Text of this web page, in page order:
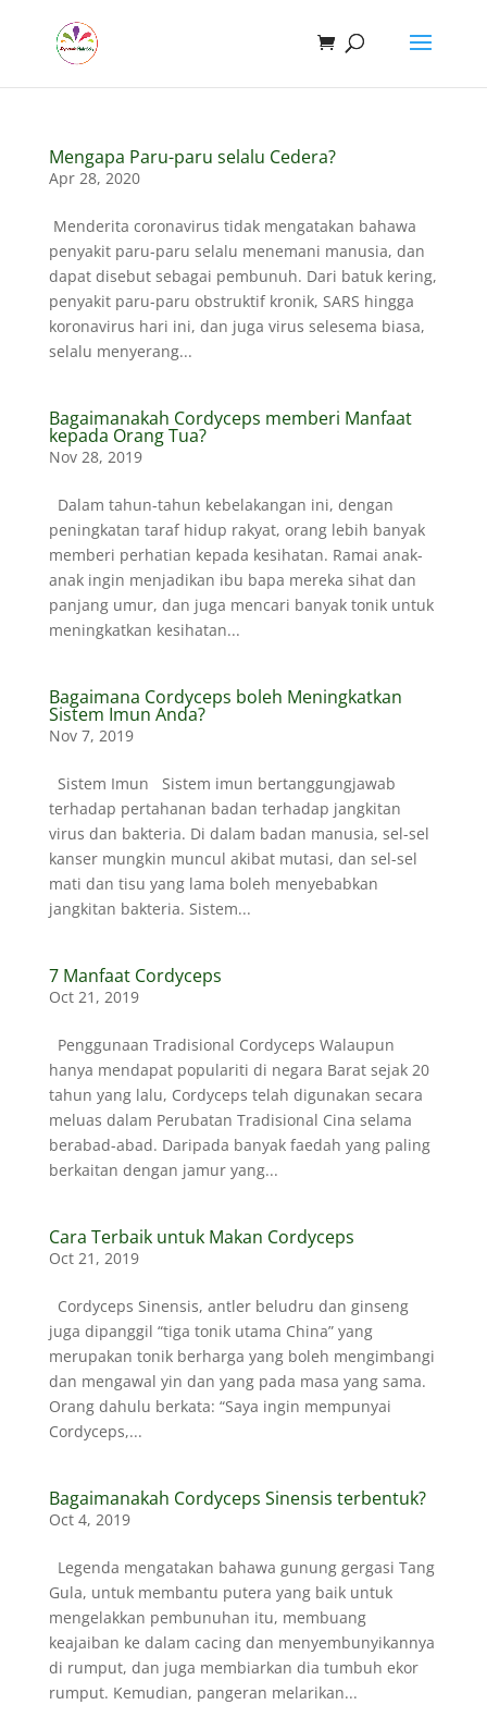
Mengapa Paru-paru selalu Cedera?
Apr 28, 2020
Menderita coronavirus tidak mengatakan bahawa
penyakit paru-paru selalu menemani manusia, dan
dapat disebut sebagai pembunuh. Dari batuk kering,
penyakit paru-paru obstruktif kronik, SARS hingga
koronavirus hari ini, dan juga virus selesema biasa,
selalu menyerang...
Bagaimanakah Cordyceps memberi Manfaat
kepada Orang Tua?
Nov 28, 2019
Dalam tahun-tahun kebelakangan ini, dengan
peningkatan taraf hidup rakyat, orang lebih banyak
memberi perhatian kepada kesihatan. Ramai anak-
anak ingin menjadikan ibu bapa mereka sihat dan
panjang umur, dan juga mencari banyak tonik untuk
meningkatkan kesihatan...
Bagaimana Cordyceps boleh Meningkatkan
Sistem Imun Anda?
Nov 7, 2019
Sistem Imun Sistem imun bertanggungjawab
terhadap pertahanan badan terhadap jangkitan
virus dan bakteria. Di dalam badan manusia, sel-sel
kanser mungkin muncul akibat mutasi, dan sel-sel
mati dan tisu yang lama boleh menyebabkan
jangkitan bakteria. Sistem...
7 Manfaat Cordyceps
Oct 21, 2019
Penggunaan Tradisional Cordyceps Walaupun
hanya mendapat populariti di negara Barat sejak 20
tahun yang lalu, Cordyceps telah digunakan secara
meluas dalam Perubatan Tradisional Cina selama
berabad-abad. Daripada banyak faedah yang paling
berkaitan dengan jamur yang...
Cara Terbaik untuk Makan Cordyceps
Oct 21, 2019
Cordyceps Sinensis, antler beludru dan ginseng
juga dipanggil “tiga tonik utama China” yang
merupakan tonik berharga yang boleh mengimbangi
dan mengawal yin dan yang pada masa yang sama.
Orang dahulu berkata: “Saya ingin mempunyai
Cordyceps,...
Bagaimanakah Cordyceps Sinensis terbentuk?
Oct 4, 2019
Legenda mengatakan bahawa gunung gergasi Tang
Gula, untuk membantu putera yang baik untuk
mengelakkan pembunuhan itu, membuang
keajaiban ke dalam cacing dan menyembunyikannya
di rumput, dan juga membiarkan dia tumbuh ekor
rumput. Kemudian, pangeran melarikan...